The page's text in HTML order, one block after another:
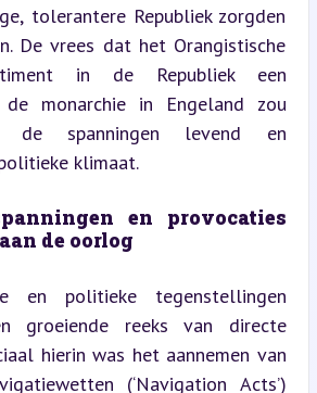
tolerantere Republiek zorgden
De vrees dat het Orangistische
in de Republiek een
monarchie in Engeland zou
de spanningen levend en
klimaat.
en provocaties
de oorlog
en politieke tegenstellingen
groeiende reeks van directe
hierin was het aannemen van
(‘Navigation Acts’)